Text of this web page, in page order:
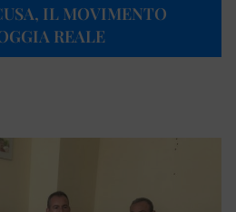
IL MOVIMENTO
REALE